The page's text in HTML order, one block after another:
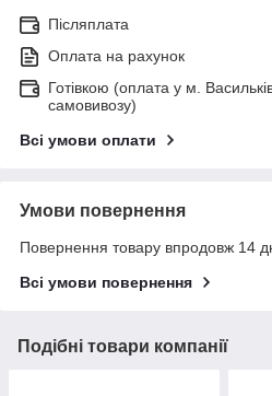
Післяплата
Оплата на рахунок
Готівкою (оплата у м.
самовивозу)
Всі умови оплати
Умови повернення
Повернення товару впродовж 14
Всі умови повернення
Подібні товари компанії